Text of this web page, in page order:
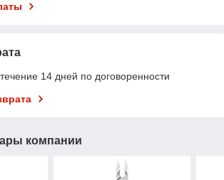
14 дней по договоренности
компании